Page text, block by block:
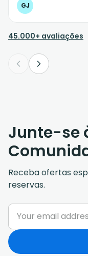
GJ
45.000+ avaliações
Junte-se
Receba ofertas
reservas.